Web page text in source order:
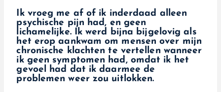
Ik vroeg me af of ik inderdaad alleen
psychische pijn had, en geen
lichamelijke. Ik werd bijna bijgelovig als
het erop aankwam om mensen over mijn
chronische klachten te vertellen wanneer
ik geen symptomen had, omdat ik het
gevoel had dat ik daarmee de
problemen weer zou uitlokken.